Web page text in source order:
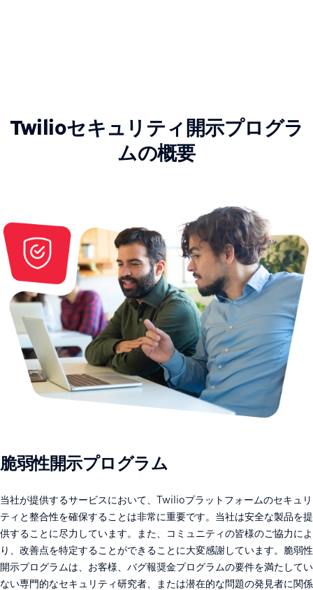
Twilioセキュリティ開示プログラ
ムの概要
脆弱性開示プログラム
当社が提供するサービスにおいて、Twilioプラットフォームのセキュリ
ティと整合性を確保することは非常に重要です。当社は安全な製品を提
供することに尽力しています。また、コミュニティの皆様のご協力によ
り、改善点を特定することができることに大変感謝しています。脆弱性
開示プログラムは、お客様、バグ報奨金プログラムの要件を満たしてい
ない専門的なセキュリティ研究者、または潜在的な問題の発見者に関係